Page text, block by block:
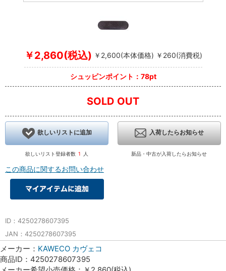
￥2,860(税込) ￥2,600(本体価格) ￥260(消費税)
シュッピンポイント：78pt
SOLD OUT
欲しいリストに追加
欲しいリスト登録者数 1 人
入荷したらお知らせ
新品・中古が入荷したらお知らせ
この商品に関するお問い合わせ
ID：4250278607395
JAN：4250278607395
メーカー： KAWECO カヴェコ
商品ID：4250278607395